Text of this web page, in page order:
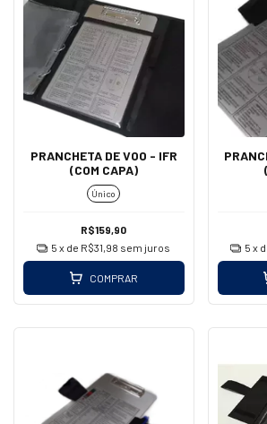
PRANCHETA DE VOO - IFR
(COM CAPA)
Único
R$159,90
5 x de R$31,98 sem juros
COMPRAR
5 x